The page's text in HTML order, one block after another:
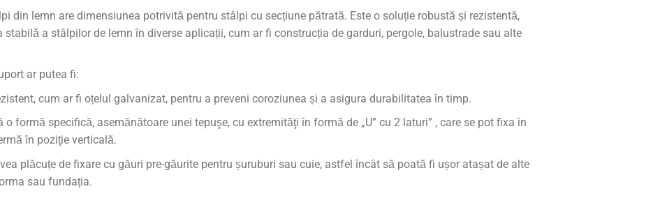
din lemn are dimensiunea potrivită pentru stâlpi cu secțiune pătrată. Este o soluție robustă și rezistentă,
a stâlpilor de lemn în diverse aplicații, cum ar fi construcția de garduri, pergole, balustrade sau alte
ar putea fi:
cum ar fi oțelul galvanizat, pentru a preveni coroziunea și a asigura durabilitatea în timp.
formă specifică, asemănătoare unei tepuşe, cu extremităţi în formă de „U” cu 2 laturi” , care se pot fixa în
în poziţie verticală.
plăcuțe de fixare cu găuri pre-găurite pentru șuruburi sau cuie, astfel încât să poată fi ușor atașat de alte
sau fundația.